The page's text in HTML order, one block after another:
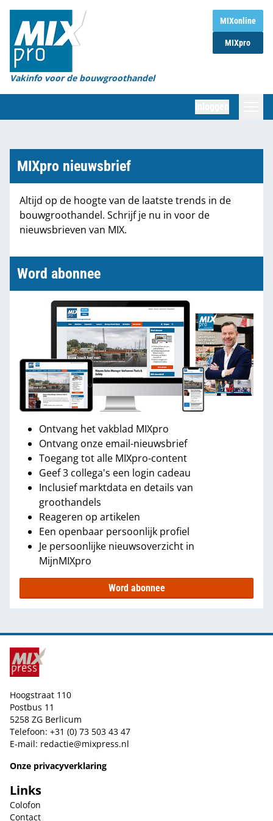
MIXonline
MIXpro
Vakinfo voor de bouwgroothandel
Home
Magazines
Organisaties
Marktcijfers
Partners
MIXpro nieuwsbrief
Altijd op de hoogte van de laatste trends in de
bouwgroothandel. Schrijf je nu in voor de
nieuwsbrieven van MIX.
Word abonnee
Ontvang het vakblad MIXpro
Ontvang onze email-nieuwsbrief
Toegang tot alle MIXpro-content
Geef 3 collega's een login cadeau
Inclusief marktdata en details van
groothandels
Reageren op artikelen
Een openbaar persoonlijk profiel
Je persoonlijke nieuwsoverzicht in
MijnMIXpro
Word abonnee
Hoogstraat 110
Postbus 11
5258 ZG Berlicum
Telefoon: +31 (0) 73 503 43 47
E-mail: redactie@mixpress.nl
Onze privacyverklaring
Links
Colofon
Contact